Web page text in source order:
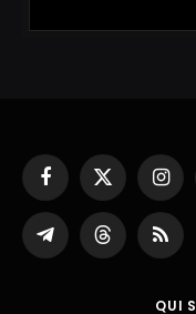
Facebook
X
(Twitter)
Partager
sur
ThreadsRSS
QUI